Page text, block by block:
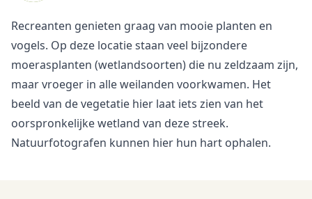
Recreanten genieten graag van mooie planten en
vogels. Op deze locatie staan veel bijzondere
moerasplanten (wetlandsoorten) die nu zeldzaam zijn,
maar vroeger in alle weilanden voorkwamen. Het
beeld van de vegetatie hier laat iets zien van het
oorspronkelijke wetland van deze streek.
Natuurfotografen kunnen hier hun hart ophalen.